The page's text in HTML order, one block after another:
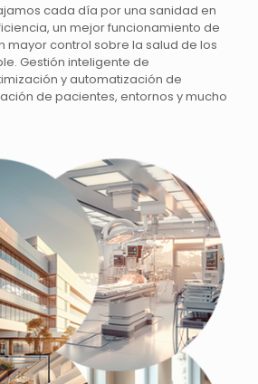
cada día por una sanidad en
un mejor funcionamiento de
mayor control sobre la salud de los
Gestión inteligente de
y automatización de
de pacientes, entornos y mucho